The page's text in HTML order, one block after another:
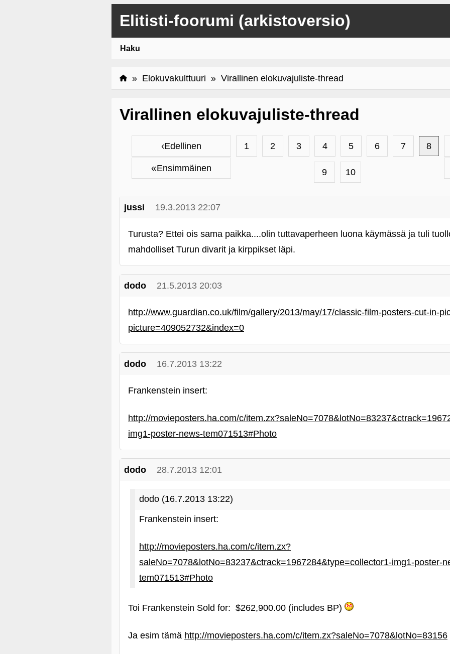
Elitisti-foorumi (arkistoversio)
Haku
» Elokuvakulttuuri » Virallinen elokuvajuliste-thread
Virallinen elokuvajuliste-thread
‹Edellinen
«Ensimmäinen
1 2 3 4 5 6 7 8
9 10
jussi 19.3.2013 22:07
Turusta? Ettei ois sama paikka....olin tuttavaperheen luona käymässä ja tuli
mahdolliset Turun divarit ja kirppikset läpi.
dodo 21.5.2013 20:03
http://www.guardian.co.uk/film/gallery/2013/may/17/classic-film-posters-cut-in-
picture=409052732&index=0
dodo 16.7.2013 13:22
Frankenstein insert:
http://movieposters.ha.com/c/
img1-poster-news-tem071513#Photo
dodo 28.7.2013 12:01
dodo (16.7.2013 13:22)
Frankenstein insert:
http://movieposters.ha.com/c/item.zx?
saleNo=7078&lotNo=83237&ctrack=1967284&type=collector1-img1-poster-
tem071513#Photo
Toi Frankenstein Sold for: $262,900.00 (includes BP)
Ja esim tämä http://movieposters.ha.com/c/item.zx?saleNo=7078&lotNo=83156